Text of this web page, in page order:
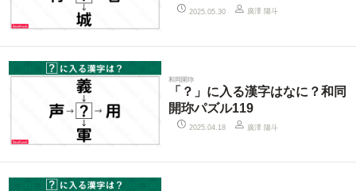
2025.05.30 廣澤 陽斗
和同開珎
「？」に入る漢字はなに？和同
開珎パズル119
2025.04.18 廣澤 陽斗